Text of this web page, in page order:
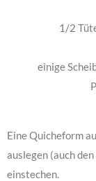
1/2
einige
Eine Quicheform
auslegen (auch
einstechen.